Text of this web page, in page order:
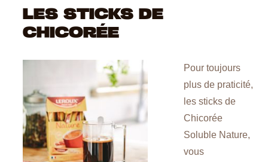
LES STICKS DE
CHICORÉE
Pour toujours
plus de praticité,
les sticks de
Chicorée
Soluble Nature,
vous